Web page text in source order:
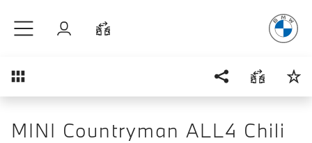
Σύνδεση
Επισκόπηση
MINI Countryman ALL4 Chili